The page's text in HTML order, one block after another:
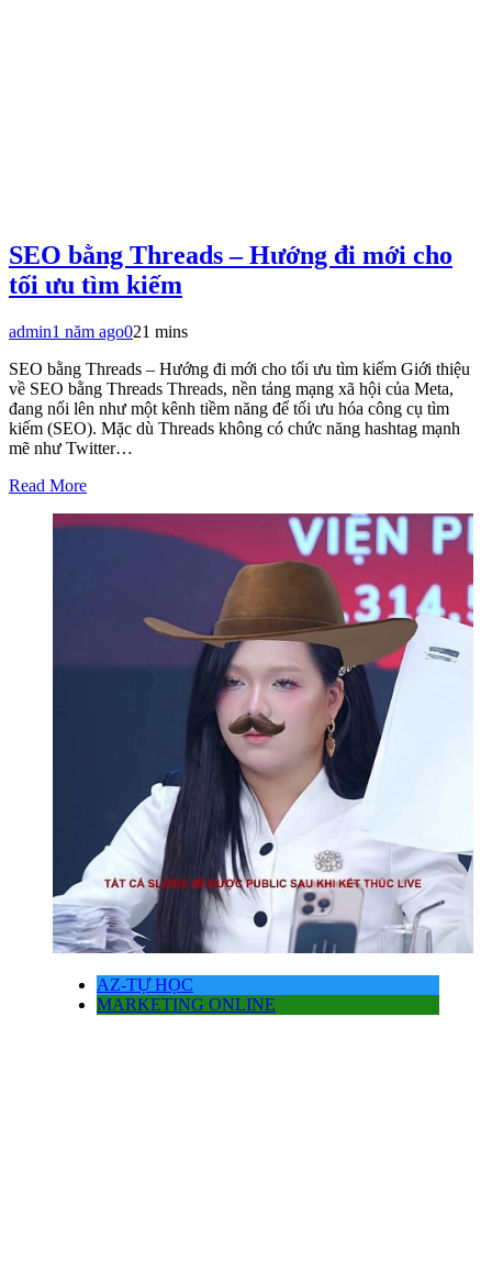
SEO bằng Threads – Hướng đi mới cho
tối ưu tìm kiếm
admin1 năm ago021 mins
SEO bằng Threads – Hướng đi mới cho tối ưu tìm kiếm Giới thiệu
về SEO bằng Threads Threads, nền tảng mạng xã hội của Meta,
đang nổi lên như một kênh tiềm năng để tối ưu hóa công cụ tìm
kiếm (SEO). Mặc dù Threads không có chức năng hashtag mạnh
mẽ như Twitter…
Read More
AZ-TỰ HỌC
MARKETING ONLINE